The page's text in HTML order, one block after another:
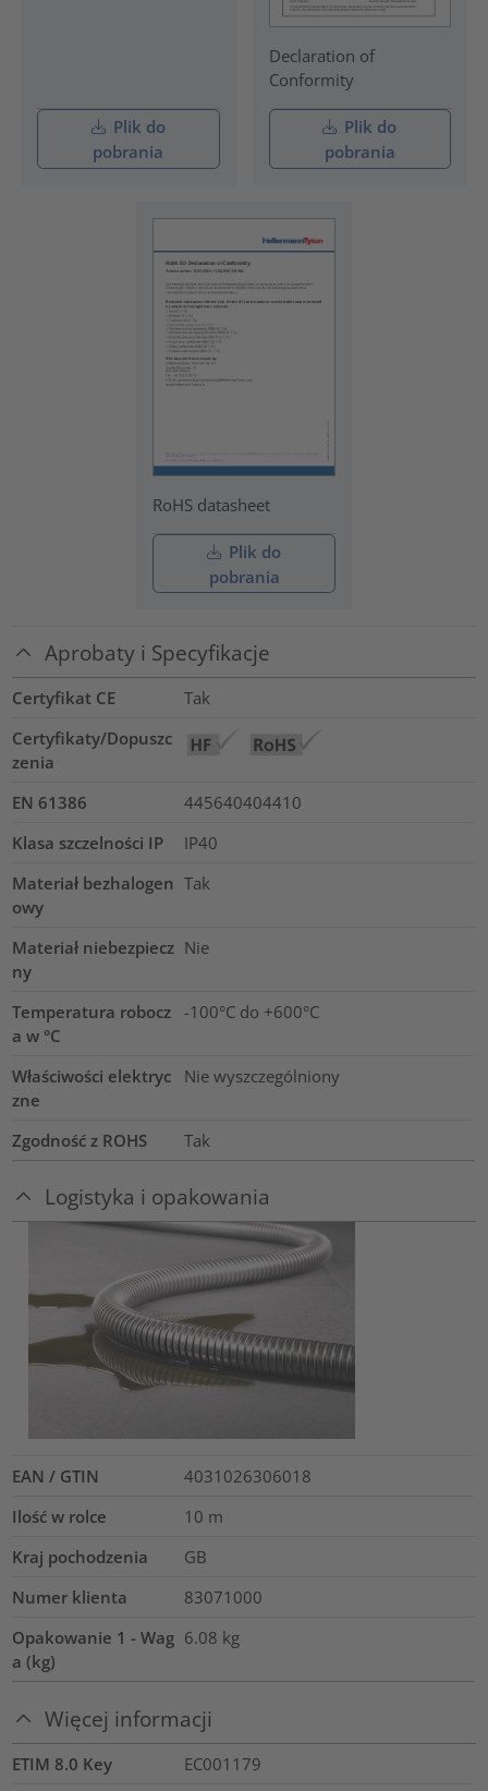
Plik do
pobrania
Declaration of
Conformity
Plik do
pobrania
RoHS datasheet
Plik do
pobrania
Aprobaty i Specyfikacje
Certyfikat CE
Tak
Certyfikaty/Dopuszc
zenia
EN 61386
445640404410
Klasa szczelności IP
IP40
Materiał bezhalogen
owy
Tak
Materiał niebezpiecz
ny
Nie
Temperatura robocz
a w °C
-100°C do +600°C
Właściwości elektryc
zne
Nie wyszczególniony
Zgodność z ROHS Tak
Logistyka i opakowania
EAN / GTIN
4031026306018
Ilość w rolce
10 m
Kraj pochodzenia
GB
Numer klienta
83071000
Opakowanie 1 - Wag
a (kg)
6.08 kg
Więcej informacji
ETIM 8.0 Key
EC001179